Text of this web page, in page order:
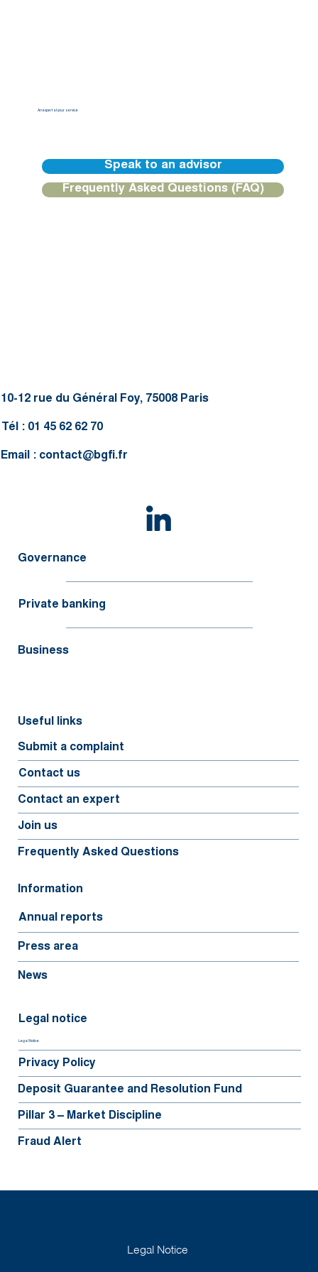
Legal Notice
An expert at your service
Speak to an advisor
Frequently Asked Questions (FAQ)
Governance
Private banking
Business
Useful links
Submit a complaint
Contact us
Contact an expert
Join us
Frequently Asked Questions
Information
Annual reports
Press area
News
Legal notice
Legal Notice
Privacy Policy
Deposit Guarantee and Resolution Fund
Pillar 3 – Market Discipline
Fraud Alert
10-12 rue du Général Foy, 75008 Paris
Tél : 01 45 62 62 70
Email : contact@bgfi.fr